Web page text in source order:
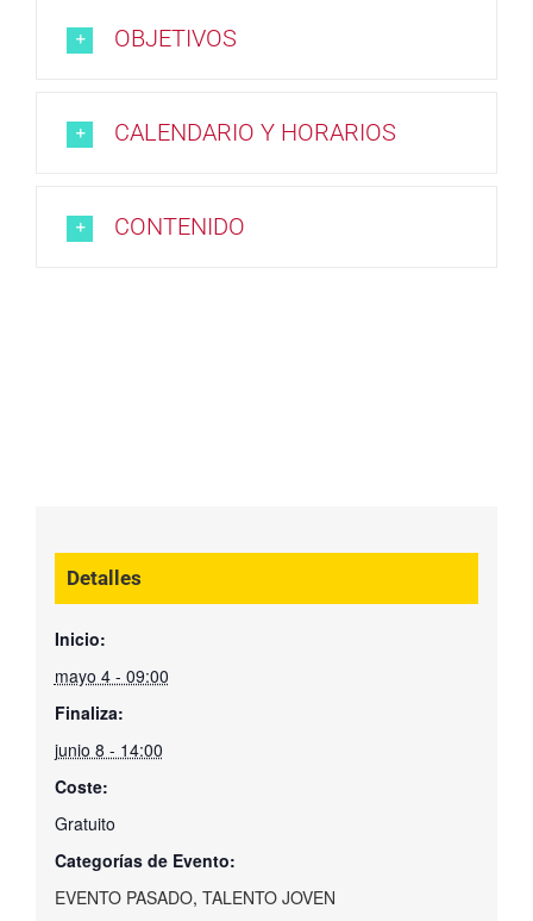
OBJETIVOS
CALENDARIO Y HORARIOS
CONTENIDO
Detalles
Inicio:
mayo 4 - 09:00
Finaliza:
junio 8 - 14:00
Coste:
Gratuito
Categorías de Evento:
EVENTO PASADO, TALENTO JOVEN